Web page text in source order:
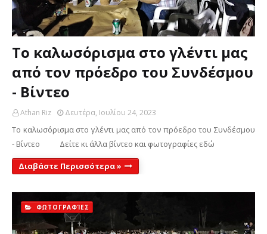
Το καλωσόρισμα στο γλέντι μας
από τον πρόεδρο του Συνδέσμου
- Βίντεο
Athan Riz Δευτέρα, Ιουλίου 24, 2023
Το καλωσόρισμα στο γλέντι μας από τον πρόεδρο του Συνδέσμου
- Βίντεο Δείτε κι άλλα βίντεο και φωτογραφίες εδώ
Διαβάστε Περισσότερα »
ΦΩΤΟΓΡΑΦΊΕΣ